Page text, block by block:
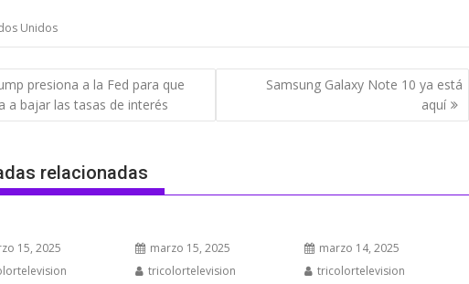
Unidos
presiona a la Fed para que
a bajar las tasas de interés
Samsung Galaxy Note 10 ya está
aquí
relacionadas
15, 2025
marzo 15, 2025
tricolortelevision
marzo 14, 2025
tricolortelevision